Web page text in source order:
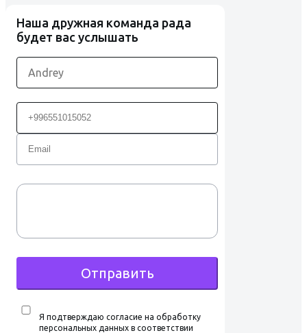
Наша дружная команда рада
будет вас услышать
Отправить
Я подтверждаю согласие на обработку
персональных данных в соответствии